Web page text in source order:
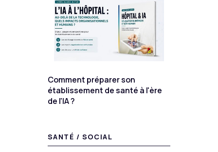
Comment préparer son
établissement de santé à l'ère
de l'IA ?
SANTÉ / SOCIAL